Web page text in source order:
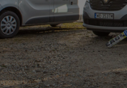
2.
3.
móc